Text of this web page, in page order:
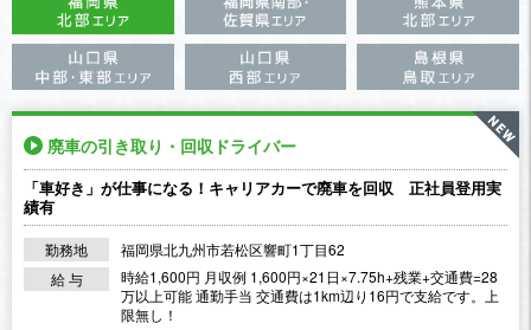
廃車の引き取り・回収ドライバー
「車好き」が仕事になる！キャリアカーで廃車を回収 正社員登用実
績有
勤務地
福岡県北九州市若松区響町1丁目62
給 与
時給1,600円 月収例 1,600円×21日×7.75h+残業+交通費=28
万以上可能 通勤手当 交通費は1km辺り16円で支給です。上
限無し！